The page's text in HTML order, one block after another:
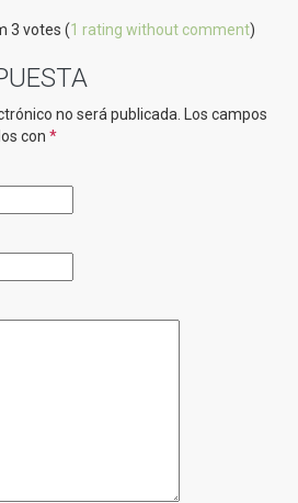
3 votes (1 rating without comment)
no será publicada. Los campos
con *